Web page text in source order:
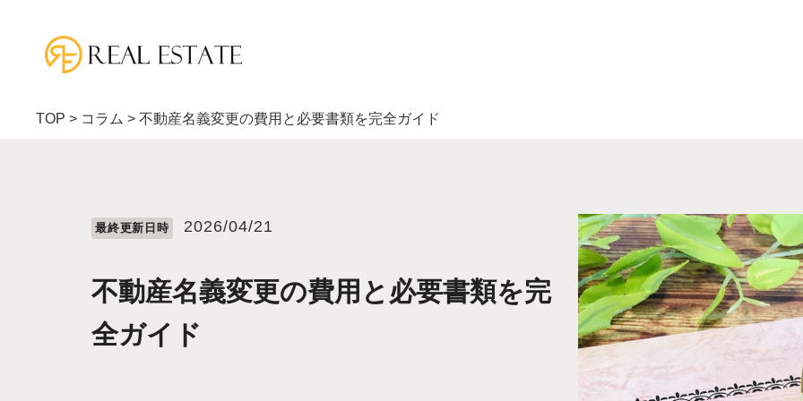
TOP > コラム > 不動産名義変更の費用と必要書類を完全ガイド
最終更新⽇時 2026/04/21
不動産名義変更の費用と必要書類を完
全ガイド